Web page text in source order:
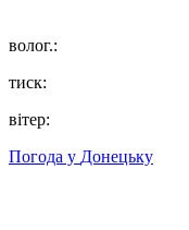
волог.:
тиск:
вітер:
Погода у Донецьку